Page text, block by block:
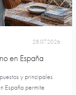
28.07.2026
en España
y principales
España permite